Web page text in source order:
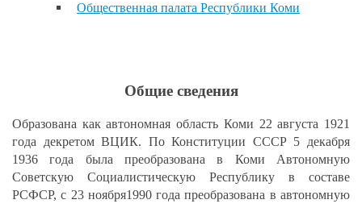
Общественная палата Республики Коми
Общие сведения
Образована как автономная область Коми 22 августа 1921
года декретом ВЦИК. По Конституции СССР 5 декабря
1936 года была преобразована в Коми Автономную
Советскую Социалистическую Республику в составе
РСФСР, с 23 ноября1990 года преобразована в автономную